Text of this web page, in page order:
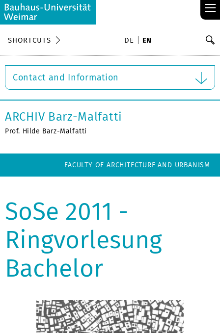
≡
SHORTCUTS DE EN
Contact and Information
ARCHIV Barz-Malfatti
Prof. Hilde Barz-Malfatti
FACULTY OF ARCHITECTURE AND URBANISM
SoSe 2011 -
Ringvorlesung
Bachelor